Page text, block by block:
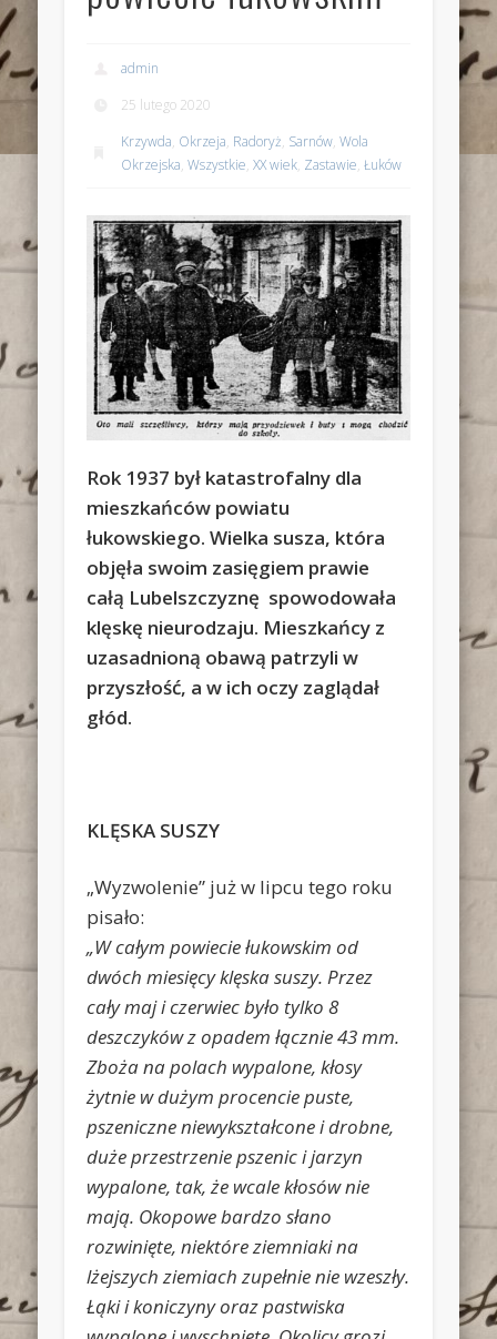
admin
25 lutego 2020
Krzywda, Okrzeja, Radoryż, Sarnów,Wola
Okrzejska,Wszystkie,XX wiek, Zastawie,Łuków
Rok 1937 był katastrofalny dla
mieszkańców powiatu
łukowskiego. Wielka susza, która
objęła swoim zasięgiem prawie
całą Lubelszczyznę spowodowała
klęskę nieurodzaju. Mieszkańcy z
uzasadnioną obawą patrzyli w
przyszłość, a w ich oczy zaglądał
głód.
KLĘSKA SUSZY
„Wyzwolenie” już w lipcu tego roku
pisało:
„W całym powiecie łukowskim od
dwóch miesięcy klęska suszy. Przez
cały maj i czerwiec było tylko 8
deszczyków z opadem łącznie 43 mm.
Zboża na polach wypalone, kłosy
żytnie w dużym procencie puste,
pszeniczne niewykształcone i drobne,
duże przestrzenie pszenic i jarzyn
wypalone, tak, że wcale kłosów nie
mają. Okopowe bardzo słano
rozwinięte, niektóre ziemniaki na
lżejszych ziemiach zupełnie nie wzeszły.
Łąki i koniczyny oraz pastwiska